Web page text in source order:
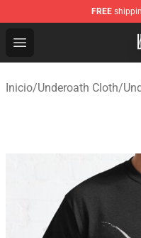
FREE
Open menu
Underoath Store -
Inicio/Underoath Cloth/